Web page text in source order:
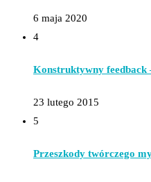
6 maja 2020
4
Konstruktywny feedback
23 lutego 2015
5
Przeszkody twórczego